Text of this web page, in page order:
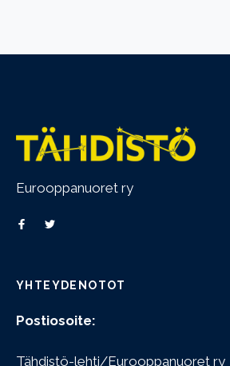
Eurooppanuoret ry
YHTEYDENOTOT
Postiosoite:
Tähdistö-lehti/Eurooppanuoret ry